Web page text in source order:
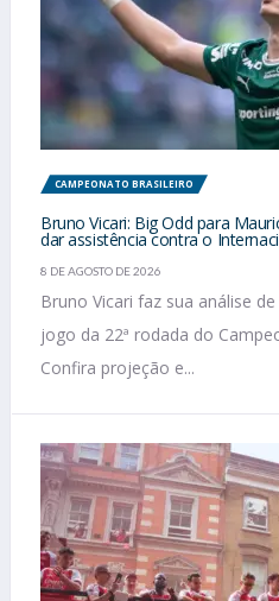
CAMPEONATO BRASILEIRO
Bruno Vicari: Big Odd para
dar assistência contra o
8 DE AGOSTO DE 2026
Bruno Vicari faz sua análise
jogo da 22ª rodada do
Confira projeção e...